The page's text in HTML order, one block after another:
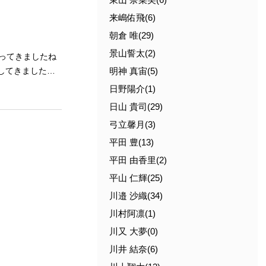
来嶋佑飛(6)
朝倉 唯(29)
景山誓太(2)
明神 真宙(5)
日野陽介(1)
日山 貴司(29)
弓立馨月(3)
平田 豊(13)
平田 由香里(2)
平山 仁輝(25)
川邉 沙織(34)
川村阿凛(1)
川又 大夢(0)
川井 結奈(6)